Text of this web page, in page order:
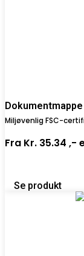
Miljøvenlig FSC-
Fra Kr. 35.34 ,-
Se produkt